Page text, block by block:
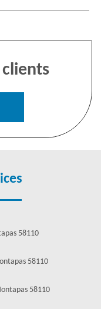
clients
58110
58110
58110